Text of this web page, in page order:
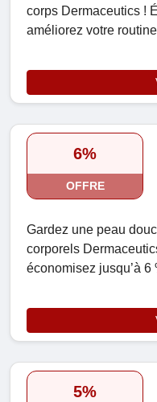
corps Dermaceutics !
améliorez votre
6%
OFFRE
Gardez une peau
corporels
économisez jusqu’à 6
5%